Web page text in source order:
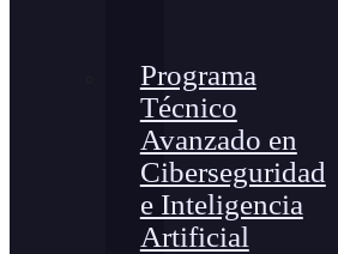
Programa
Técnico
Avanzado en
Ciberseguridad
e Inteligencia
Artificial